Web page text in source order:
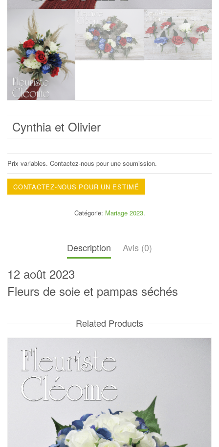
Cynthia et Olivier
Prix variables. Contactez-nous pour une soumission.
CONTACTEZ-NOUS POUR UN ESTIMÉ
Catégorie: Mariage 2023.
Description Avis (0)
12 août 2023
Fleurs de soie et pampas séchés
Related Products